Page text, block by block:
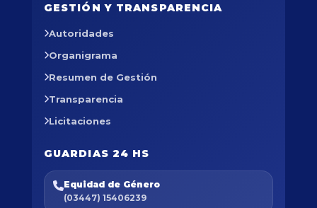
GESTIÓN Y TRANSPARENCIA
Autoridades
Organigrama
Resumen de Gestión
Transparencia
Licitaciones
GUARDIAS 24 HS
Equidad de Género
(03447) 15406239